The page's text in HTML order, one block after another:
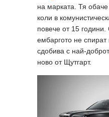
на марката. Тя
коли в
повече от 15
ембаргото не
сдобива с най-
ново от Щутгарт.